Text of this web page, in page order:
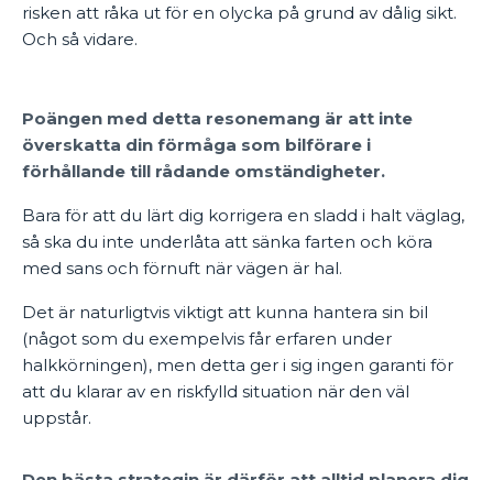
risken att råka ut för en olycka på grund av dålig sikt.
Och så vidare.
Poängen med detta resonemang är att inte
överskatta din förmåga som bilförare i
förhållande till rådande omständigheter.
Bara för att du lärt dig korrigera en sladd i halt väglag,
så ska du inte underlåta att sänka farten och köra
med sans och förnuft när vägen är hal.
Det är naturligtvis viktigt att kunna hantera sin bil
(något som du exempelvis får erfaren under
halkkörningen), men detta ger i sig ingen garanti för
att du klarar av en riskfylld situation när den väl
uppstår.